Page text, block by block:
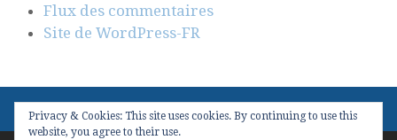
Flux des commentaires
Site de WordPress-FR
Privacy & Cookies: This site uses cookies. By continuing to use this
website, you agree to their use.